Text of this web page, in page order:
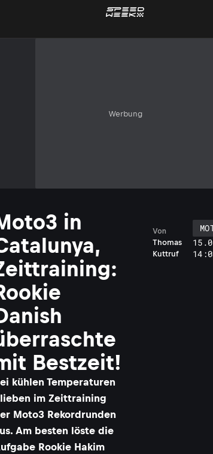
Werbung
in
Bestzeit!
kühlen Temperaturen
im Zeittraining
Moto3 Rekordrunden
Am besten löste die
Rookie Hakim
Thomas
Kuttruf
Von